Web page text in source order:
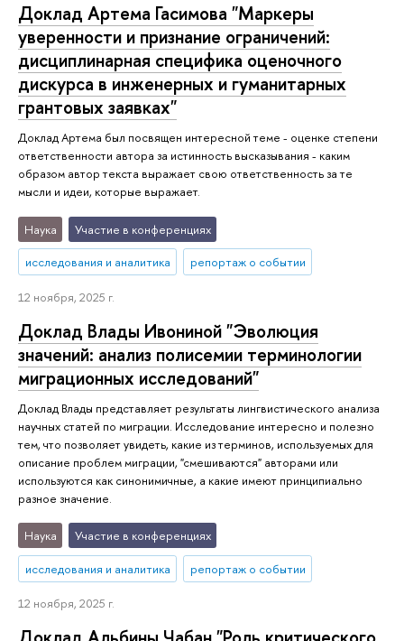
Доклад Артема Гасимова "Маркеры
уверенности и признание ограничений:
дисциплинарная специфика оценочного
дискурса в инженерных и гуманитарных
грантовых заявках"
Доклад Артема был посвящен интересной теме - оценке степени
ответственности автора за истинность высказывания - каким
образом автор текста выражает свою ответственность за те
мысли и идеи, которые выражает.
Наука Участие в конференциях
исследования и аналитика репортаж о событии
12 ноября, 2025 г.
Доклад Влады Ивониной "Эволюция
значений: анализ полисемии терминологии
миграционных исследований"
Доклад Влады представляет результаты лингвистического анализа
научных статей по миграции. Исследование интересно и полезно
тем, что позволяет увидеть, какие из терминов, используемых для
описание проблем миграции, "смешиваются" авторами или
используются как синонимичные, а какие имеют принципиально
разное значение.
Наука Участие в конференциях
исследования и аналитика репортаж о событии
12 ноября, 2025 г.